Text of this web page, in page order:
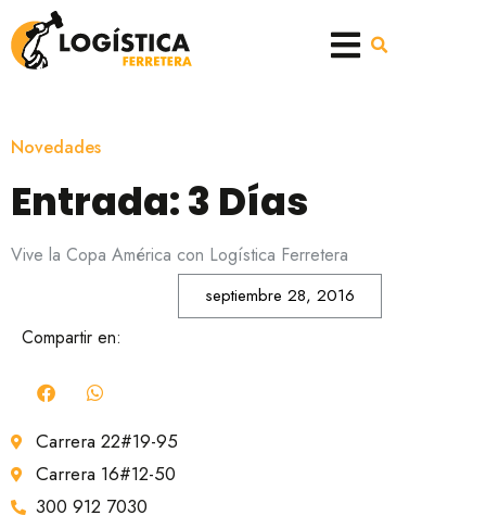
Novedades
Entrada: 3 Días
Vive la Copa América con Logística Ferretera
septiembre 28, 2016
Compartir en:
Carrera 22#19-95
Carrera 16#12-50
300 912 7030